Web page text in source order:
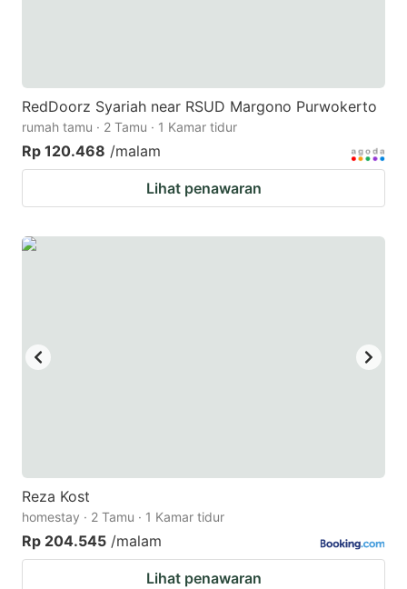
changing
dates.
changing
RedDoorz Syariah near RSUD Margono Purwokerto
rumah tamu · 2 Tamu · 1 Kamar tidur
Rp 120.468 /malam
Lihat penawaran
Reza Kost
homestay · 2 Tamu · 1 Kamar tidur
Rp 204.545 /malam
Lihat penawaran